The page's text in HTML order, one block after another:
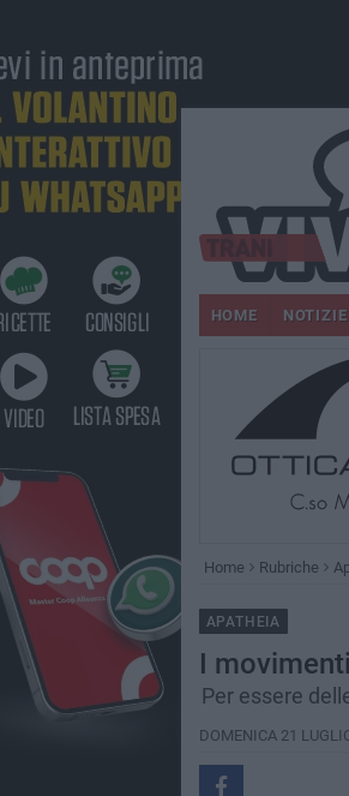
HOME NOTIZIE
Home Rubriche
APATHEIA
I
Per essere
DOMENICA 21